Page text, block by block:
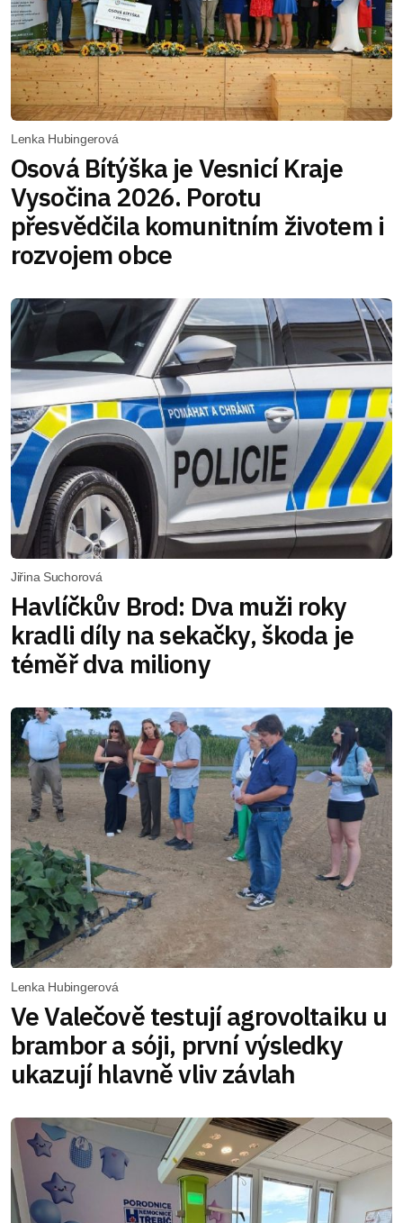
Lenka Hubingerová
Osová Bítýška je Vesnicí Kraje
Vysočina 2026. Porotu
přesvědčila komunitním životem i
rozvojem obce
Jiřina Suchorová
Havlíčkův Brod: Dva muži roky
kradli díly na sekačky, škoda je
téměř dva miliony
Lenka Hubingerová
Ve Valečově testují agrovoltaiku u
brambor a sóji, první výsledky
ukazují hlavně vliv závlah